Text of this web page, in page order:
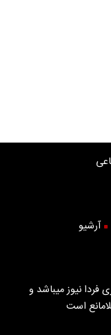
آرشیو
فردا نیوز میباشد و
است